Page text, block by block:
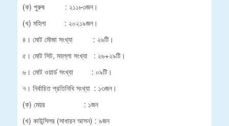
(ক) পুরুষ : ২১১৮৩জন।
(খ) মহিলা : ২০২১৯জন।
৪। মোট মৌজা সংখ্যা : ২৬টি।
৫। মোট সিট, মহল্লা সংখ্যা : ২৬+২৯টি।
৬। মোট ওয়ার্ড সংখ্যা : ০৯টি।
৭। নির্বাচিত প্রতিনিধি সংখ্যা : ১৩জন।
(ক) মেয়র : ১জন
(খ) কাউন্সিলর (সাধারন আসন) : ৯জন